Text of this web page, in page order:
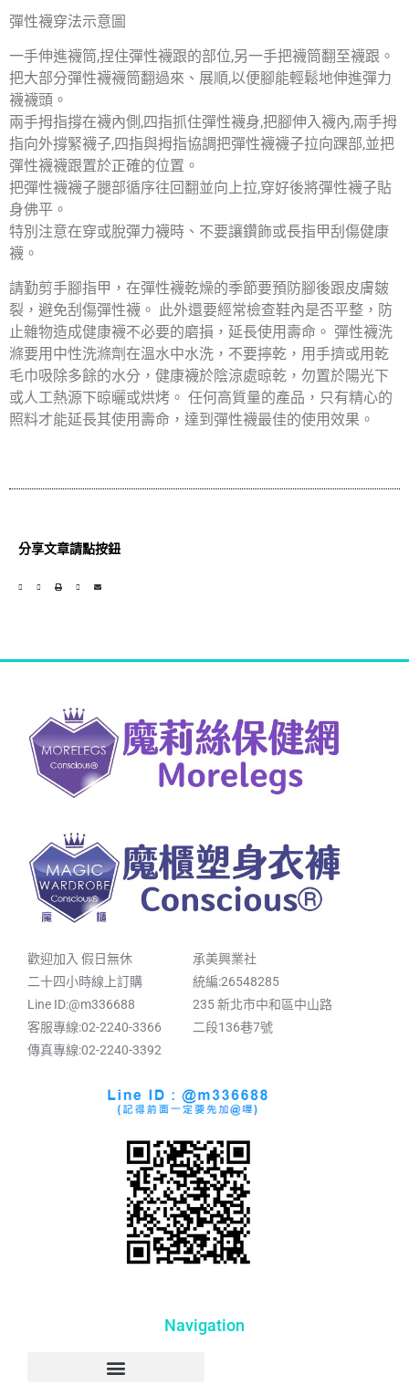
彈性襪穿法示意圖
一手伸進襪筒,捏住彈性襪跟的部位,另一手把襪筒翻至襪跟。
把大部分彈性襪襪筒翻過來、展順,以便腳能輕鬆地伸進彈力
襪襪頭。
兩手拇指撐在襪內側,四指抓住彈性襪身,把腳伸入襪內,兩手拇
指向外撐緊襪子,四指與拇指協調把彈性襪襪子拉向踝部,並把
彈性襪襪跟置於正確的位置。
把彈性襪襪子腿部循序往回翻並向上拉,穿好後將彈性襪子貼
身佛平。
特別注意在穿或脫彈力襪時、不要讓鑽飾或長指甲刮傷健康
襪。
請勤剪手腳指甲，在彈性襪乾燥的季節要預防腳後跟皮膚皴
裂，避免刮傷彈性襪。 此外還要經常檢查鞋內是否平整，防
止雜物造成健康襪不必要的磨損，延長使用壽命。 彈性襪洗
滌要用中性洗滌劑在溫水中水洗，不要擰乾，用手擠或用乾
毛巾吸除多餘的水分，健康襪於陰涼處晾乾，勿置於陽光下
或人工熱源下晾曬或烘烤。 任何高質量的產品，只有精心的
照料才能延長其使用壽命，達到彈性襪最佳的使用效果。
分享文章請點按鈕
歡迎加入 假日無休
二十四小時線上訂購
Line ID:@m336688
客服專線:02-2240-3366
傳真專線:02-2240-3392
承美興業社
統編:26548285
235 新北市中和區中山路
二段136巷7號
Navigation